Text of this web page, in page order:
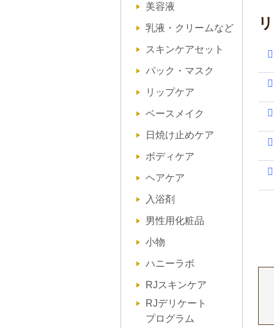
美容液
乳液・クリームなど
スキンケアセット
パック・マスク
リップケア
ベースメイク
日焼け止めケア
ボディケア
ヘアケア
入浴剤
男性用化粧品
小物
ハニーラボ
RJスキンケア
RJデリケート
プログラム